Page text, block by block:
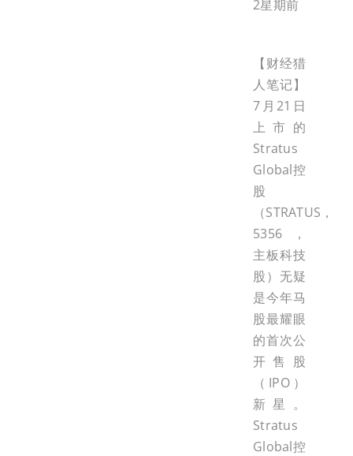
2星期前
【财经猎
人笔记】
7月21日
上市的
Stratus
Global控
股
（STRATUS，
5356，
主板科技
股）无疑
是今年马
股最耀眼
的首次公
开售股
（IPO）
新星。
Stratus
Global控